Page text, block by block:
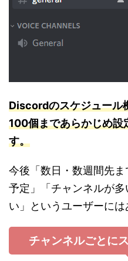
Discordのスケジュール
100個まであらかじめ設
す。
今後「数日・数週間先
予定」「チャンネルが
い」というユーザーには
チャンネルごとに